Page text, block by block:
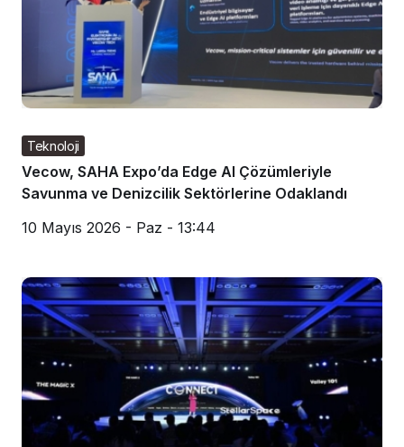
Teknoloji
Vecow, SAHA Expo’da Edge AI Çözümleriyle
Savunma ve Denizcilik Sektörlerine Odaklandı
10 Mayıs 2026 - Paz - 13:44